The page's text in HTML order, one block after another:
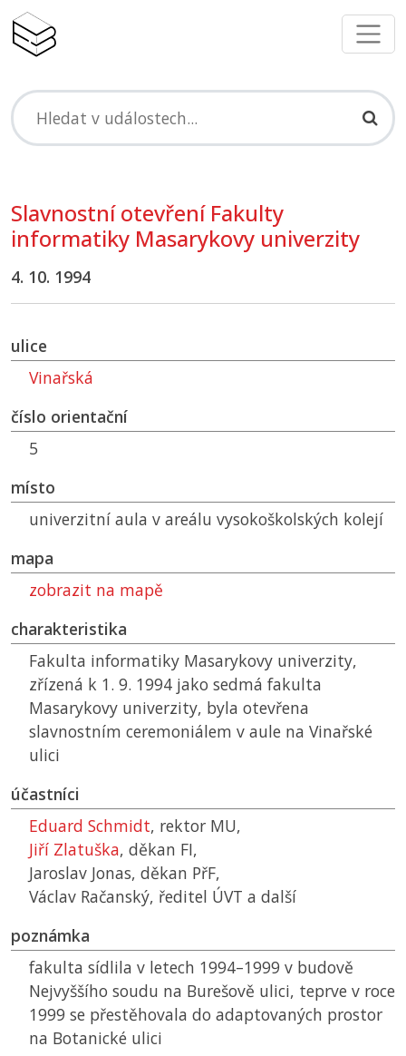
Slavnostní otevření Fakulty
informatiky Masarykovy univerzity
4. 10. 1994
ulice
Vinařská
číslo orientační
5
místo
univerzitní aula v areálu vysokoškolských kolejí
mapa
zobrazit na mapě
charakteristika
Fakulta informatiky Masarykovy univerzity,
zřízená k 1. 9. 1994 jako sedmá fakulta
Masarykovy univerzity, byla otevřena
slavnostním ceremoniálem v aule na Vinařské
ulici
účastníci
Eduard Schmidt, rektor MU,
Jiří Zlatuška, děkan FI,
Jaroslav Jonas, děkan PřF,
Václav Račanský, ředitel ÚVT a další
poznámka
fakulta sídlila v letech 1994–1999 v budově
Nejvyššího soudu na Burešově ulici, teprve v roce
1999 se přestěhovala do adaptovaných prostor
na Botanické ulici